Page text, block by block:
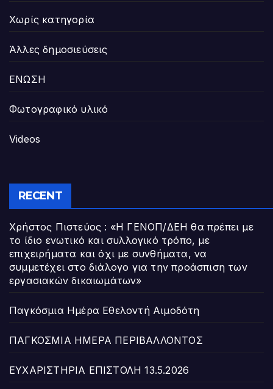
Χωρίς κατηγορία
Άλλες δημοσιεύσεις
ΕΝΩΣΗ
Φωτογραφικό υλικό
Videos
RECENT
Χρήστος Πιστεύος : «Η ΓΕΝΟΠ/ΔΕΗ θα πρέπει με
το ίδιο ενωτικό και συλλογικό τρόπο, με
επιχειρήματα και όχι με συνθήματα, να
συμμετέχει στο διάλογο για την προάσπιση των
εργασιακών δικαιωμάτων»
Παγκόσμια Ημέρα Εθελοντή Αιμοδότη
ΠΑΓΚΟΣΜΙΑ ΗΜΕΡΑ ΠΕΡΙΒΑΛΛΟΝΤΟΣ
ΕΥΧΑΡΙΣΤΗΡΙΑ ΕΠΙΣΤΟΛΗ 13.5.2026